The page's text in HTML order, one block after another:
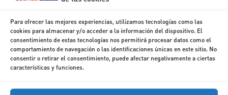
Para ofrecer las mejores experiencias, utilizamos tecnologías como las
cookies para almacenar y/o acceder a la información del dispositivo. El
consentimiento de estas tecnologías nos permitirá procesar datos como el
comportamiento de navegación o las identificaciones únicas en este sitio. No
consentir o retirar el consentimiento, puede afectar negativamente a ciertas
características y funciones.
15
DIC
Desayuno con Don
Francisco
Marhuenda